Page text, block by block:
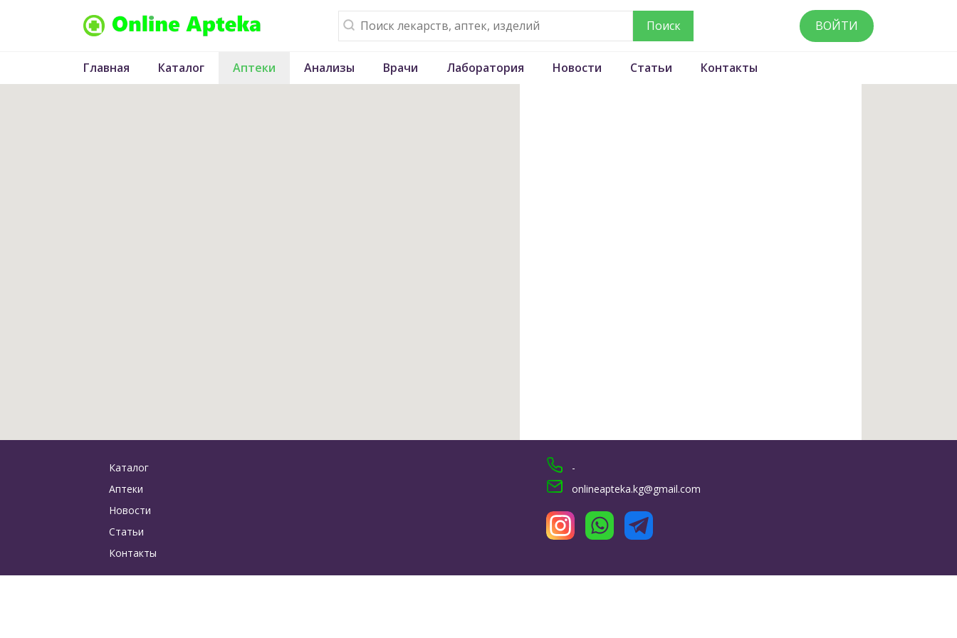
ВОЙТИ
Главная Каталог Аптеки Анализы Врачи Лаборатория Новости Статьи Контакты
Каталог
Аптеки
Новости
Статьи
Контакты
-
onlineapteka.kg@gmail.com